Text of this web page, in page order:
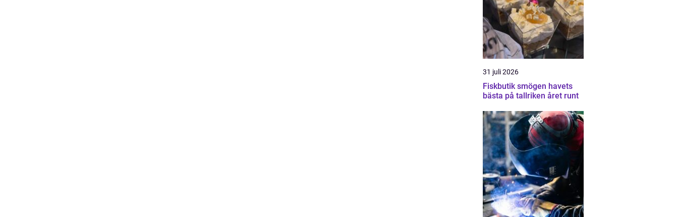
31 juli 2026
Fiskbutik smögen havets
bästa på tallriken året runt